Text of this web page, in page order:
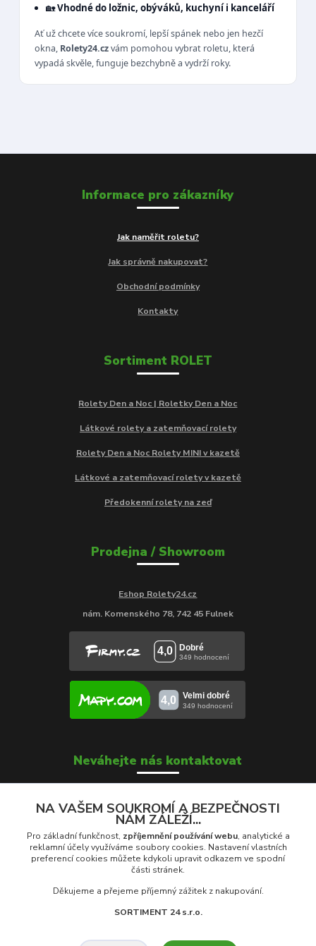
🏡Vhodné do ložnic, obýváků, kuchyní i kanceláří
Ať už chcete více soukromí, lepší spánek nebo jen hezčí
okna, Rolety24.czvám pomohou vybrat roletu, která
vypadá skvěle, funguje bezchybně a vydrží roky.
Informace pro zákazníky
Jak naměřit roletu?
Jak správně nakupovat?
Obchodní podmínky
Kontakty
Sortiment ROLET
Rolety Den a Noc | Roletky Den a Noc
Látkové rolety a zatemňovací rolety
Rolety Den a Noc Rolety MINI v kazetě
Látkové a zatemňovací rolety v kazetě
Předokenní rolety na zeď
Prodejna / Showroom
Eshop Rolety24.cz
nám. Komenského 78, 742 45 Fulnek
Neváhejte nás kontaktovat
Soňa Škrobánková
+420 739 000 639
Po - Pá: 8:00 - 16:00
prodej@rolety24.cz
NA VAŠEM SOUKROMÍ A BEZPEČNOSTI
NÁM ZÁLEŽÍ...
Pro základní funkčnost, zpříjemnění používání webu, analytické a
reklamní účely využíváme soubory cookies. Nastavení vlastních
preferencí cookies můžete kdykoli upravit odkazem ve spodní
části stránek.
Děkujeme a přejeme příjemný zážitek z nakupování.
SORTIMENT 24 s.r.o.